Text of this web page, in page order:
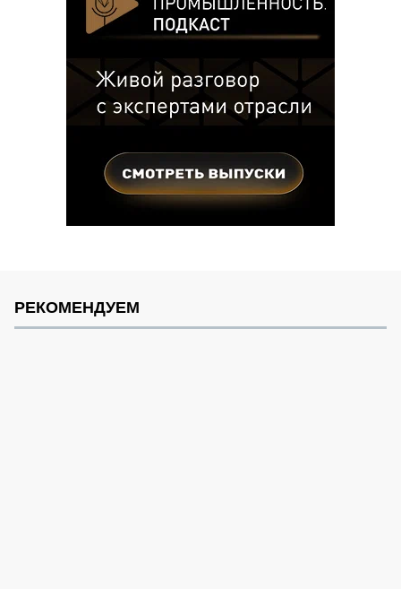
РЕКОМЕНДУЕМ